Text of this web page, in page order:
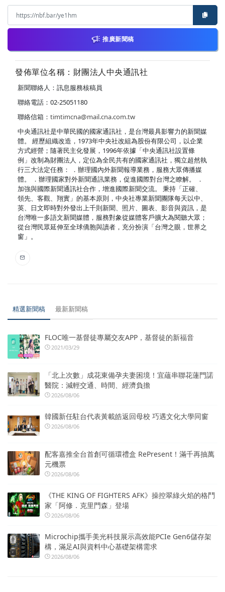
推廣新聞稿
發佈單位名稱：財團法人中央通訊社
新聞聯絡人：訊息服務核稿員
聯絡電話：02-25051180
聯絡信箱： timtimcna@mail.cna.com.tw
中央通訊社是中華民國的國家通訊社，是台灣最具影響力的新聞媒
體。 經歷組織改造，1973年中央社改組為股份有限公司，以企業
方式經營；隨著民主化發展，1996年依據「中央通訊社設置條
例」改制為財團法人，定位為全民共有的國家通訊社，獨立超然執
行三大法定任務： ．辦理國內外新聞報導業務，服務大眾傳播媒
體。 ．辦理國家對外新聞通訊業務，促進國際對台灣之瞭解。 ．
加強與國際新聞通訊社合作，增進國際新聞交流。 秉持「正確、
領先、客觀、翔實」的基本原則，中央社專業新聞團隊每天以中、
英、日文即時對外發出上千則新聞、照片、圖表、影音與資訊，是
台灣唯一多語文新聞媒體，服務對象從媒體客戶擴大為閱聽大眾；
從台灣民眾延伸至全球僑胞與讀者，充分扮演「台灣之眼，世界之
窗」。
精選新聞稿 最新新聞稿
FLOC唯一基督徒專屬交友APP，基督徒的新福音
2021/03/29
「北上次數」成花東備孕夫妻困境！宜蘊串聯花蓮門諾
醫院：減輕交通、時間、經濟負擔
2026/08/06
韓國新任駐台代表黃載皓返回母校 巧遇文化大學同窗
2026/08/06
配客嘉推全台首創可循環禮盒 RePresent！滿千再抽萬
元機票
2026/08/06
《THE KING OF FIGHTERS AFK》操控翠綠火焰的格鬥
家「阿修．克里門森」登場
2026/08/06
Microchip攜手美光科技展示高效能PCIe Gen6儲存架
構，滿足AI與資料中心基礎架構需求
2026/08/06